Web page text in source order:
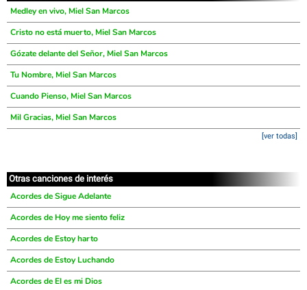
Medley en vivo, Miel San Marcos
Cristo no está muerto, Miel San Marcos
Gózate delante del Señor, Miel San Marcos
Tu Nombre, Miel San Marcos
Cuando Pienso, Miel San Marcos
Mil Gracias, Miel San Marcos
[ver todas]
Otras canciones de interés
Acordes de Sigue Adelante
Acordes de Hoy me siento feliz
Acordes de Estoy harto
Acordes de Estoy Luchando
Acordes de El es mi Dios